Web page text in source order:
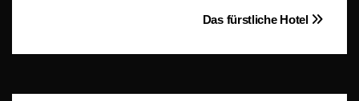
Beitragsnavigation
Das fürstliche Hotel